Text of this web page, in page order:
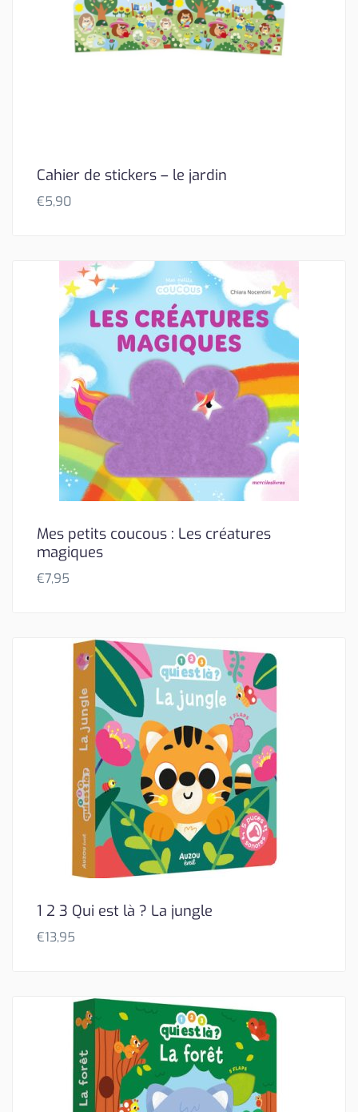
Cahier de stickers – le jardin
€5,90
Mes petits coucous : Les créatures
magiques
€7,95
1 2 3 Qui est là ? La jungle
€13,95